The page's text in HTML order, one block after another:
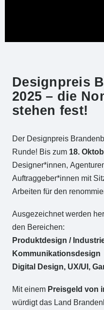
Designpreis
2025 – die
stehen fest!
Der Designpreis
Runde! Bis zum 18.
Designer*innen,
Auftraggeber*innen mit
Arbeiten für den
Ausgezeichnet werden
den Bereichen:
Produktdesign /
Kommunikationsdesign
Digital Design, UX/UI,
Mit einem Preisgeld von
würdigt das Land